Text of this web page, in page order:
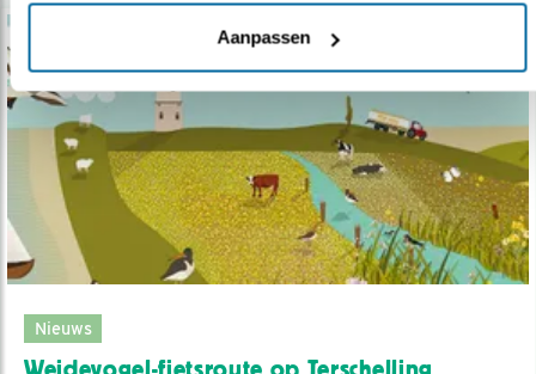
Aanpassen
Nieuws